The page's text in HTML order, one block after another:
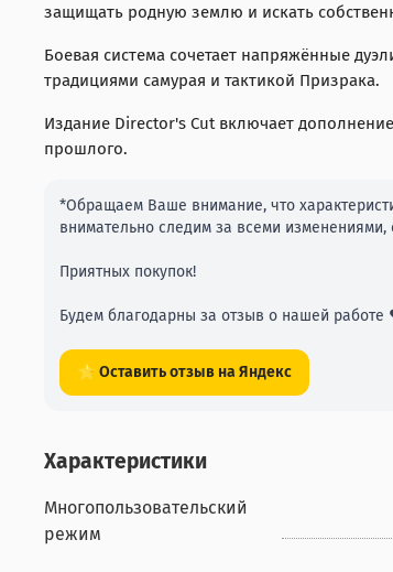
защищать родную землю и искать
Боевая система сочетает напряжённые
традициями самурая и тактикой Призрака.
Издание Director's Cut включает
прошлого.
*Обращаем Ваше внимание, что
внимательно следим за всеми
Приятных покупок!
Будем благодарны за отзыв о нашей работе
⭐ Оставить отзыв на Яндекс
Характеристики
Многопользовательский
режим